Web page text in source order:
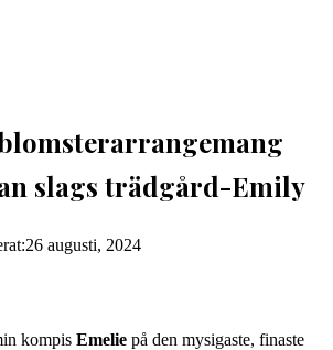
slags trädgård-Emily
26 augusti, 2024
kompis Emelie på den mysigaste, finaste